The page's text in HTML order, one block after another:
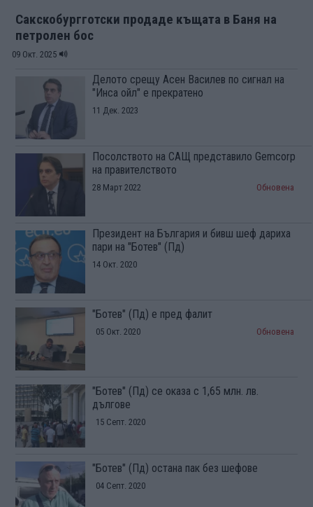
Сакскобургготски продаде къщата в Баня на
петролен бос
09 Окт. 2025
Делото срещу Асен Василев по сигнал на
"Инса ойл" е прекратено
11 Дек. 2023
Посолството на САЩ представило Gemcorp
на правителството
28 Март 2022 Обновена
Президент на България и бивш шеф дариха
пари на "Ботев" (Пд)
14 Окт. 2020
"Ботев" (Пд) е пред фалит
05 Окт. 2020 Обновена
"Ботев" (Пд) се оказа с 1,65 млн. лв.
дългове
15 Септ. 2020
"Ботев" (Пд) остана пак без шефове
04 Септ. 2020